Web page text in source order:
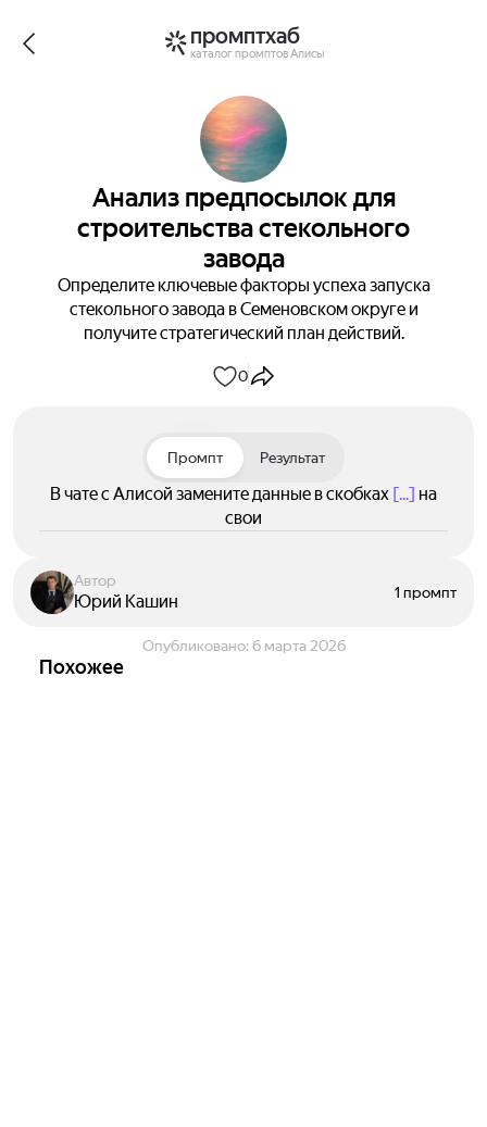
промптхаб
каталог промптов Алисы
Анализ предпосылок для
строительства стекольного
завода
Определите ключевые факторы успеха запуска
стекольного завода в Семеновском округе и
получите стратегический план действий.
0
Промпт Результат
В чате с Алисой замените данные в скобках [...] на
свои
Автор
Юрий Кашин 1 промпт
Опубликовано: 6 марта 2026
Похожее